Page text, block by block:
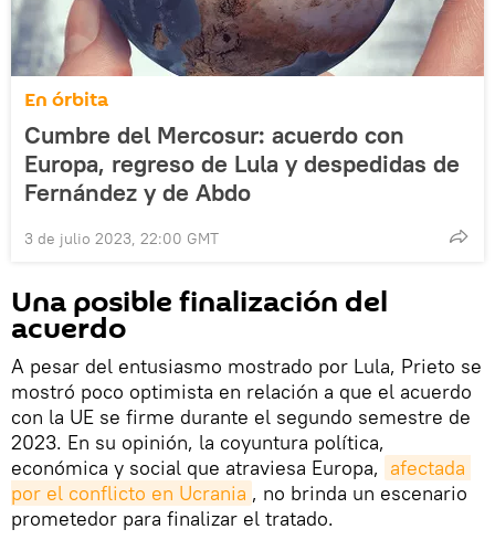
En órbita
Cumbre del Mercosur: acuerdo con
Europa, regreso de Lula y despedidas de
Fernández y de Abdo
3 de julio 2023, 22:00 GMT
Una posible finalización del
acuerdo
A pesar del entusiasmo mostrado por Lula, Prieto se
mostró poco optimista en relación a que el acuerdo
con la UE se firme durante el segundo semestre de
2023. En su opinión, la coyuntura política,
económica y social que atraviesa Europa, afectada
por el conflicto en Ucrania , no brinda un escenario
prometedor para finalizar el tratado.